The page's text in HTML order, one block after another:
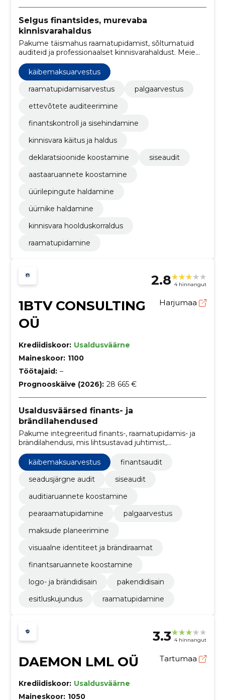
Selgus finantsides, murevaba
kinnisvarahaldus
Pakume täismahus raamatupidamist, sõltumatuid
auditeid ja professionaalset kinnisvarahaldust. Meie
teenused vähendavad riske, parandavad
rahavoogusid ja vabastavad teie aja ärile
keskendumiseks.
käibemaksuarvestus
raamatupidamisarvestus
palgaarvestus
ettevõtete auditeerimine
finantskontroll ja sisehindamine
kinnisvara käitus ja haldus
deklaratsioonide koostamine
siseaudit
aastaaruannete koostamine
üürilepingute haldamine
üürnike haldamine
kinnisvara hoolduskorraldus
raamatupidamine
2.8 4 hinnangut
1BTV CONSULTING
OÜ
Harjumaa
Krediidiskoor: Usaldusväärne
Maineskoor: 1100
Töötajaid: –
Prognooskäive (2026): 28 665 €
Usaldusväärsed finants- ja
brändilahendused
Pakume integreeritud finants-, raamatupidamis- ja
brändilahendusi, mis lihtsustavad juhtimist,
suurendavad usaldusväärsust ja tugevdavad teie
turupositsiooni.
käibemaksuarvestus
finantsaudit
seadusjärgne audit
siseaudit
auditiaruannete koostamine
pearaamatupidamine
palgaarvestus
maksude planeerimine
visuaalne identiteet ja brändiraamat
finantsaruannete koostamine
logo- ja brändidisain
pakendidisain
esitluskujundus
raamatupidamine
3.3 4 hinnangut
DAEMON LML OÜ Tartumaa
Krediidiskoor: Usaldusväärne
Maineskoor: 1050